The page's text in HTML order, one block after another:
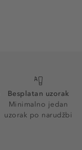
Besplatan uzorak
Minimalno jedan
uzorak po narudžbi